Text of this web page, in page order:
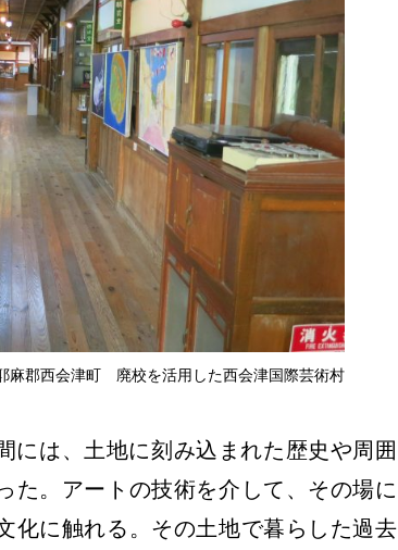
郡西会津町 廃校を活用した西会津国際芸術村
には、土地に刻み込まれた歴史や周囲
た。アートの技術を介して、その場に
化に触れる。その土地で暮らした過去